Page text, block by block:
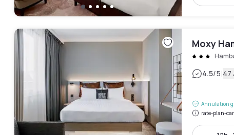
Moxy
4.5/5|47
Annulation
rate-plan-